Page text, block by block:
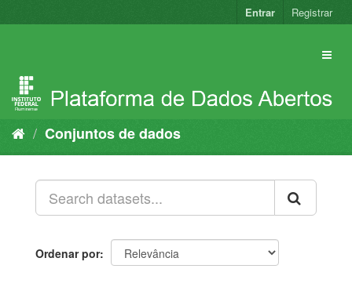
para
Entrar Registrar
Conjuntos de dados
Ordenar por